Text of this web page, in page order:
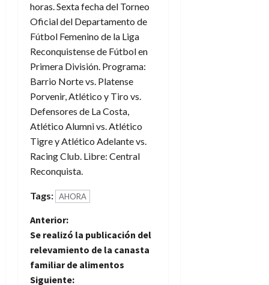
horas. Sexta fecha del Torneo
Oficial del Departamento de
Fútbol Femenino de la Liga
Reconquistense de Fútbol en
Primera División. Programa:
Barrio Norte vs. Platense
Porvenir, Atlético y Tiro vs.
Defensores de La Costa,
Atlético Alumni vs. Atlético
Tigre y Atlético Adelante vs.
Racing Club. Libre: Central
Reconquista.
Tags: AHORA
N
a
v
Anterior:
Se realizó la publicación del
relevamiento de la canasta
familiar de alimentos
Siguiente: